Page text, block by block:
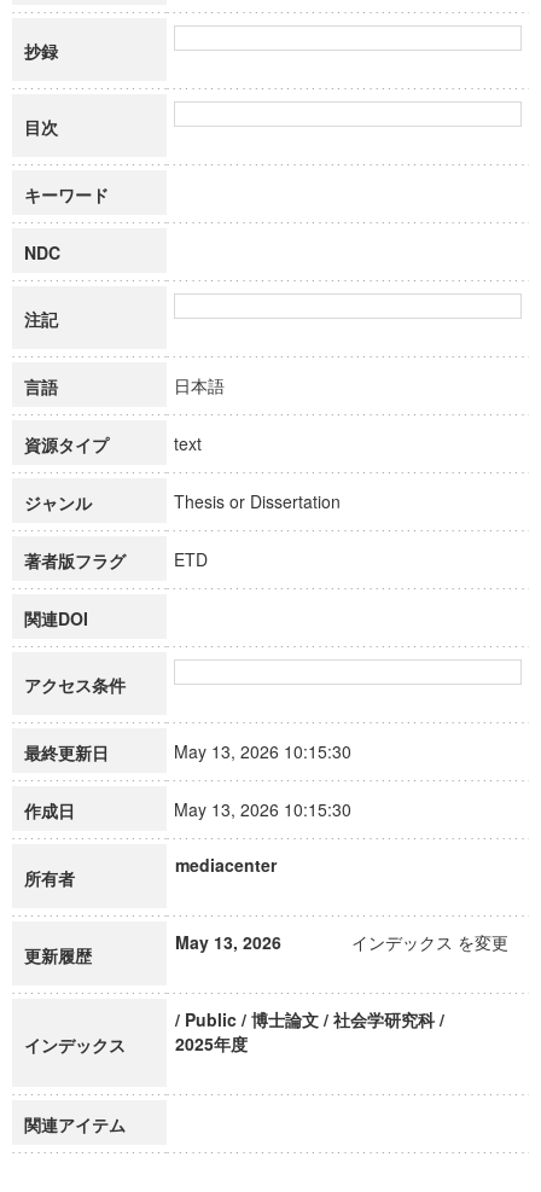
抄録
目次
キーワード
NDC
注記
言語 日本語
資源タイプ text
ジャンル Thesis or Dissertation
著者版フラグ ETD
関連DOI
アクセス条件
最終更新日 May 13, 2026 10:15:30
作成日 May 13, 2026 10:15:30
所有者
mediacenter
更新履歴
May 13, 2026 インデックス を変更
インデックス
/ Public / 博士論文 / 社会学研究科 /
2025年度
関連アイテム